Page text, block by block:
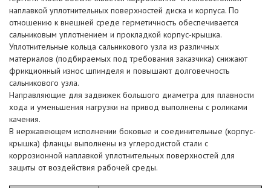
наплавкой уплотнительных поверхностей диска и корпуса. По
отношению к внешней среде герметичность обеспечивается
сальниковым уплотнением и прокладкой корпус-крышка.
Уплотнительные кольца сальникового узла из различных
материалов (подбираемых под требования заказчика) снижают
фрикционный износ шпинделя и повышают долговечность
сальникового узла.
Направляющие для задвижек большого диаметра для плавности
хода и уменьшения нагрузки на привод выполнены с роликами
качения.
В нержавеющем исполнении боковые и соединительные (корпус-
крышка) фланцы выполнены из углеродистой стали с
коррозионной наплавкой уплотнительных поверхностей для
защиты от воздействия рабочей среды.